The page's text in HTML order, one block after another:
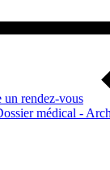
un rendez-vous
médical -